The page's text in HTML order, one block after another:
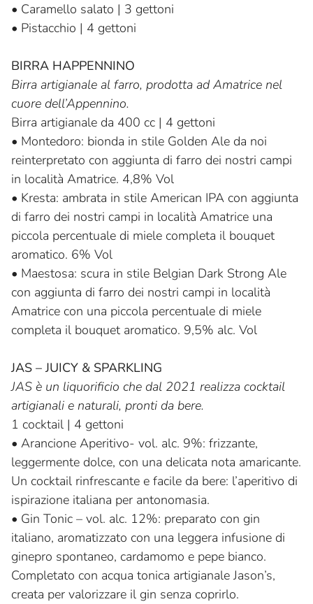
• Caramello salato | 3 gettoni
• Pistacchio | 4 gettoni
BIRRA HAPPENNINO
Birra artigianale al farro, prodotta ad Amatrice nel
cuore dell’Appennino.
Birra artigianale da 400 cc | 4 gettoni
• Montedoro: bionda in stile Golden Ale da noi
reinterpretato con aggiunta di farro dei nostri campi
in località Amatrice. 4,8% Vol
• Kresta: ambrata in stile American IPA con aggiunta
di farro dei nostri campi in località Amatrice una
piccola percentuale di miele completa il bouquet
aromatico. 6% Vol
• Maestosa: scura in stile Belgian Dark Strong Ale
con aggiunta di farro dei nostri campi in località
Amatrice con una piccola percentuale di miele
completa il bouquet aromatico. 9,5% alc. Vol
JAS – JUICY & SPARKLING
JAS è un liquorificio che dal 2021 realizza cocktail
artigianali e naturali, pronti da bere.
1 cocktail | 4 gettoni
• Arancione Aperitivo- vol. alc. 9%: frizzante,
leggermente dolce, con una delicata nota amaricante.
Un cocktail rinfrescante e facile da bere: l’aperitivo di
ispirazione italiana per antonomasia.
• Gin Tonic – vol. alc. 12%: preparato con gin
italiano, aromatizzato con una leggera infusione di
ginepro spontaneo, cardamomo e pepe bianco.
Completato con acqua tonica artigianale Jason’s,
creata per valorizzare il gin senza coprirlo.